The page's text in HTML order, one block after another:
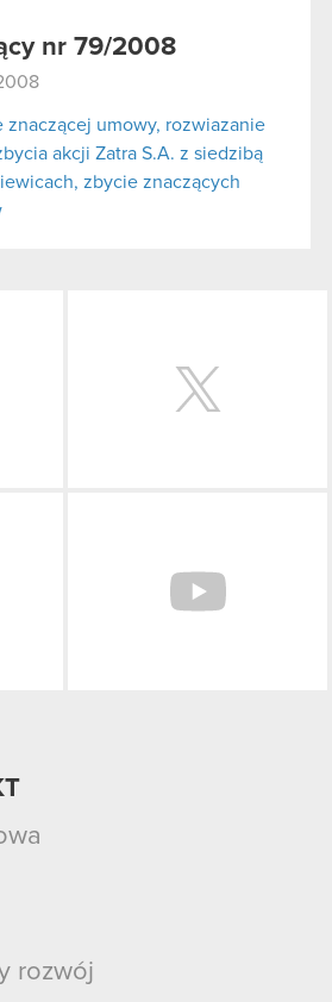
nr 79/2008
znaczącej umowy, rozwiazanie
akcji Zatra S.A. z siedzibą
zbycie znaczących
rozwój